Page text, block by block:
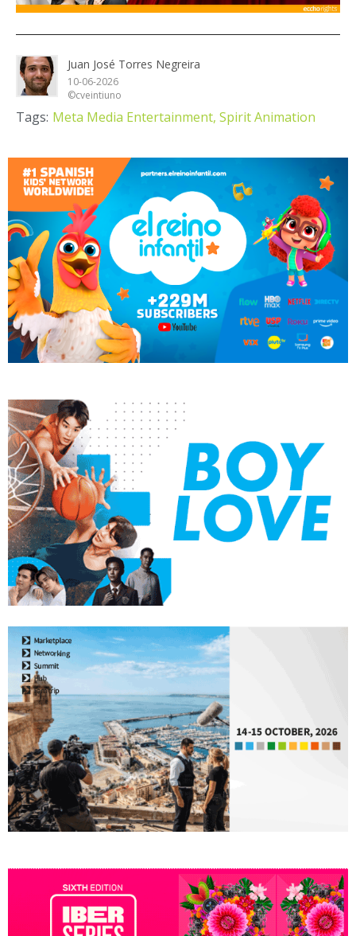
Juan José Torres Negreira
10-06-2026
©cveintiuno
Tags: Meta Media Entertainment, Spirit Animation